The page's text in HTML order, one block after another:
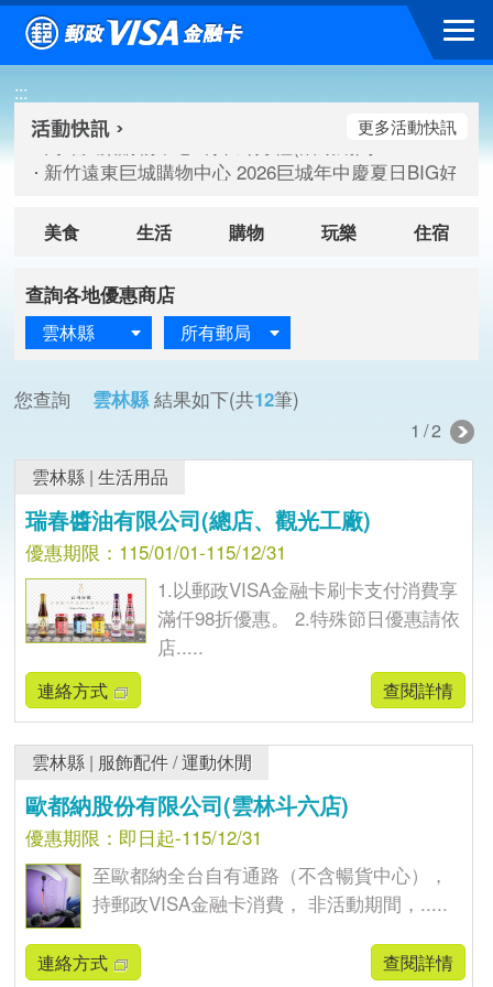
跳到主要內容區塊
:::
高雄大樂購物中心 刷卡郵好禮(活動期間：115/08/07-
臺北三創生活 有點東西第2波 刷卡郵好禮(活動期間：
高雄大樂購物中心 刷卡郵好禮(活動期間：115/08/07-
新竹遠東巨城購物中心 2026巨城年中慶夏日BIG好刷(
更多活動快訊
美食 生活 購物 玩樂 住宿
查詢各地優惠商店
雲林縣 所有郵局
您查詢 雲林縣 結果如下(共12筆)
1/2
雲林縣 |生活用品
瑞春醬油有限公司(總店、觀光工廠)
優惠期限：115/01/01-115/12/31
1.以郵政VISA金融卡刷卡支付消費享
滿仟98折優惠。 2.特殊節日優惠請依
店.....
連絡方式 查閱詳情
雲林縣 | 服飾配件/運動休閒
歐都納股份有限公司(雲林斗六店)
優惠期限：即日起-115/12/31
至歐都納全台自有通路（不含暢貨中心），
持郵政VISA金融卡消費， 非活動期間，.....
連絡方式 查閱詳情